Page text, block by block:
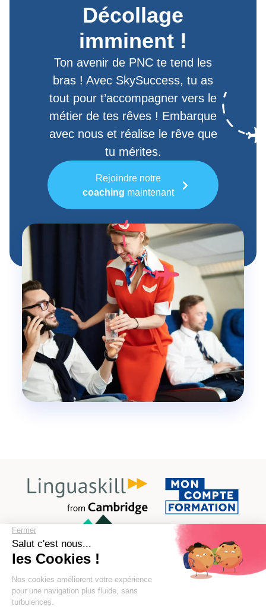
Décollage
imminent !
Ton avenir de PNC te tend les
bras ! Avec SkySuccess, tu as
tout pour t’accompagner vers le
métier de tes rêves ! Embarque
avec nous et réalise le rêve que
tu mérites.
Rejoindre notre
coaching maintenant
+ 1000 ÉLÈVES EN COMPAGNIE